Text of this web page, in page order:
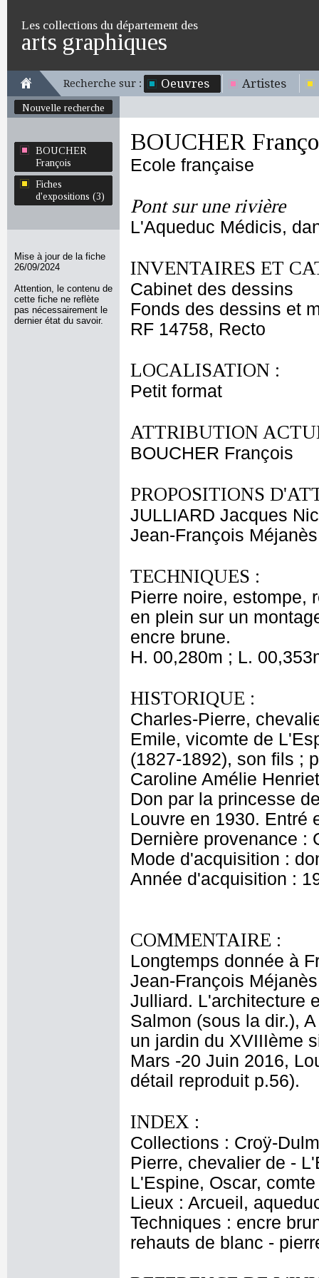
Les collections du département des
arts graphiques
Recherche sur : Oeuvres Artistes
Nouvelle recherche
BOUCHER
François
Fiches
d'expositions (3)
Mise à jour de la fiche
26/09/2024
Attention, le contenu de
cette fiche ne reflète
pas nécessairement le
dernier état du savoir.
BOUCHER
Ecole française
Pont sur une rivière
L'Aqueduc Médicis,
INVENTAIRES ET
Cabinet des dessins
Fonds des dessins et
RF 14758, Recto
LOCALISATION :
Petit format
ATTRIBUTION
BOUCHER François
PROPOSITIONS
JULLIARD Jacques
Jean-François Méjanès
TECHNIQUES :
Pierre noire, estompe,
en plein sur un
encre brune.
H. 00,280m ; L.
HISTORIQUE :
Charles-Pierre,
Emile, vicomte de
(1827-1892), son fils ;
Caroline Amélie
Don par la princesse
Louvre en 1930. Entré
Dernière provenance :
Mode d'acquisition :
Année d'acquisition :
COMMENTAIRE :
Longtemps donnée à
Jean-François
Julliard. L'architecture
Salmon (sous la dir.),
un jardin du XVIIIème
Mars -20 Juin 2016,
détail reproduit p.56).
INDEX :
Collections : Croÿ-
Pierre, chevalier de -
L'Espine, Oscar,
Lieux : Arcueil,
Techniques : encre
rehauts de blanc -